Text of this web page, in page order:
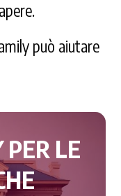
può aiutare
LE